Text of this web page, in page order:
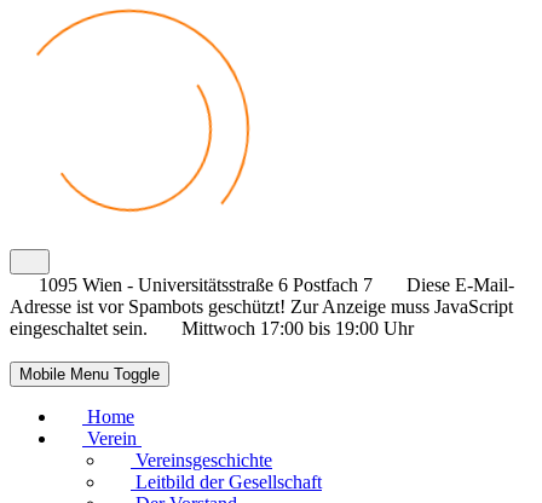
1095 Wien - Universitätsstraße 6 Postfach 7
Diese E-Mail-
Adresse ist vor Spambots geschützt! Zur Anzeige muss JavaScript
eingeschaltet sein.
Mittwoch 17:00 bis 19:00 Uhr
Mobile Menu Toggle
Home
Verein
Vereinsgeschichte
Leitbild der Gesellschaft